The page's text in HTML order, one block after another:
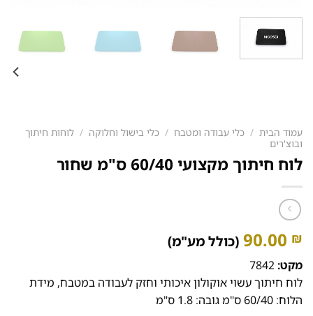
עמוד הבית / כלי עבודה ומטבח / כלי בישול וחלוקה / לוחות חיתוך
ובוצ'רים
לוח חיתוך מקצועי 60/40 ס"מ שחור
90.00 ₪ (כולל מע"מ)
מקט:
לוח חיתוך עשוי אוקולון איכותי וחזק לעבודה במטבח, מידת
הלוח: 60/40 ס"מ גובה: 1.8 ס"מ